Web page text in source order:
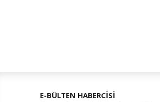
E-BÜLTEN HABERCİSİ